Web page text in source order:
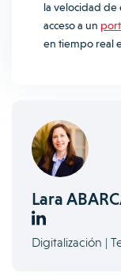
la velocidad de
acceso a un
en tiempo real
Lara
Digitalización |